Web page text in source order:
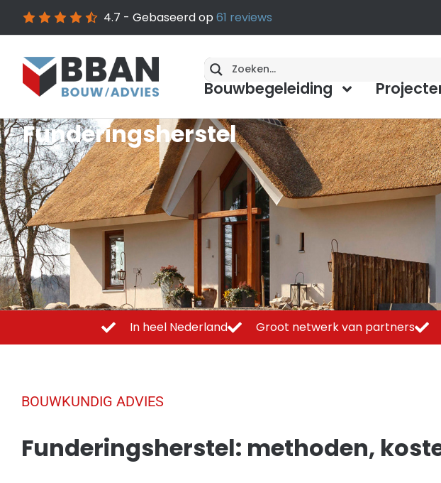
4.7 - Gebaseerd op 61 reviews
Bouwbegeleiding
Funderingsherstel
In heel Nederland Groot netwerk van partners
BOUWKUNDIG ADVIES
Funderingsherstel: methoden,